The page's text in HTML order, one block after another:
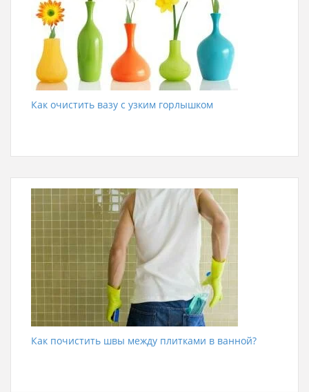
Как очистить вазу с узким горлышком
Как почистить швы между плитками в ванной?